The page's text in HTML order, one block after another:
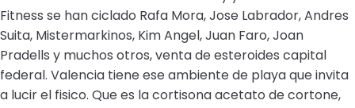
Fitness se han ciclado Rafa Mora, Jose Labrador, Andres
Suita, Mistermarkinos, Kim Angel, Juan Faro, Joan
Pradells y muchos otros, venta de esteroides capital
federal. Valencia tiene ese ambiente de playa que invita
a lucir el fisico. Que es la cortisona acetato de cortone,